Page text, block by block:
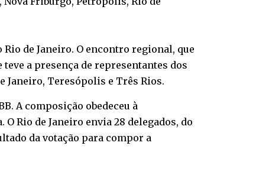
de Janeiro. O encontro regional, que
a presença de representantes dos
Janeiro, Teresópolis e Três Rios.
A composição obedeceu à
Rio de Janeiro envia 28 delegados, do
da votação para compor a